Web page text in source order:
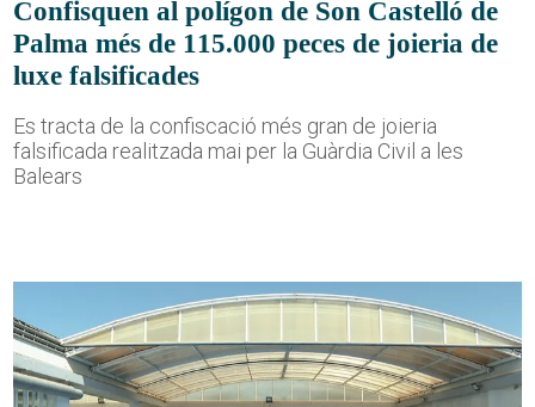
Confisquen al polígon de Son Castelló de
Palma més de 115.000 peces de joieria de
luxe falsificades
Es tracta de la confiscació més gran de joieria
falsificada realitzada mai per la Guàrdia Civil a les
Balears